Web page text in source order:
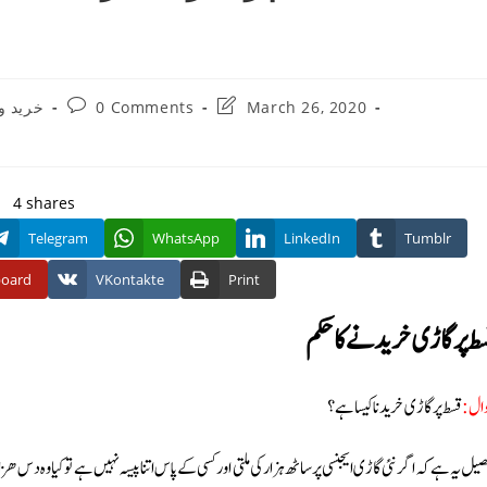
خرید
Post0 Comments
PostMarch 26, 2020
4 shares
Telegram WhatsApp LinkedIn Tumblr
VKontakte Print
پر گاڑی خریدنے کا حکم
قسط پر گاڑی خریدنا کیسا ہے؟
یہ ہےکہ اگر نئی گاڑی ایجنسی پر ساٹھ ہزار کی ملتی اور کسی کے پاس اتنا پیسہ نہیں ہے توکیا وہ